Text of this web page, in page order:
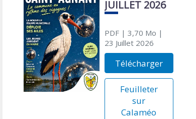
JUILLET 2026
PDF| 3,70 Mo |
23 Juillet 2026
Télécharger
Feuilleter
sur
Calaméo